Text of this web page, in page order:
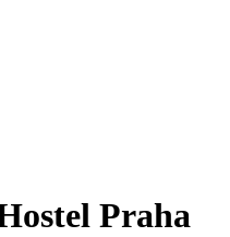
Praha